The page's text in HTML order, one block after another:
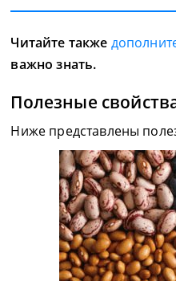
Читайте также
важно знать.
Полезные
Ниже представлены